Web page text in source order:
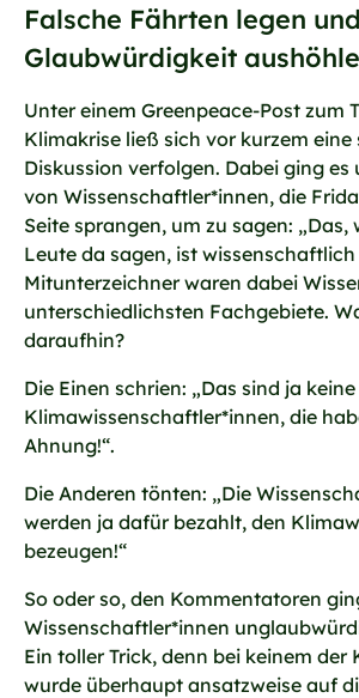
Falsche Fährten legen und
Glaubwürdigkeit
Unter einem Greenpeace-Post zum
Klimakrise ließ sich vor kurzem eine
Diskussion verfolgen. Dabei ging es
von Wissenschaftler*innen, die
Seite sprangen, um zu sagen: „Das,
Leute da sagen, ist
Mitunterzeichner waren dabei
unterschiedlichsten Fachgebiete.
daraufhin?
Die Einen schrien: „Das sind ja keine
Klimawissenschaftler*innen, die
Ahnung!“.
Die Anderen tönten: „Die
werden ja dafür bezahlt, den
bezeugen!“
So oder so, den Kommentatoren
Wissenschaftler*innen
Ein toller Trick, denn bei keinem der
wurde überhaupt ansatzweise auf